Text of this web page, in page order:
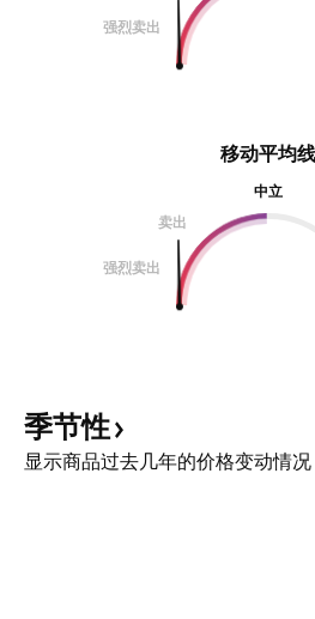
强烈卖出
移动平均线
中立
卖出
强烈卖出
季节性
显示商品过去几年的价格变动情况